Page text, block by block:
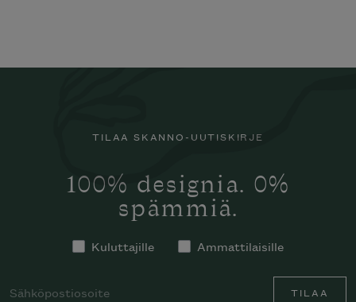
TILAA SKANNO-UUTISKIRJE
100% designia. 0%
spämmiä.
Kuluttajille Ammattilaisille
TILAA